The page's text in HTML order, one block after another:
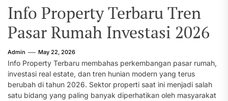
Info Property Terbaru Tren
Pasar Rumah Investasi 2026
Admin May 22, 2026
Info Property Terbaru membahas perkembangan pasar rumah,
investasi real estate, dan tren hunian modern yang terus
berubah di tahun 2026. Sektor properti saat ini menjadi salah
satu bidang yang paling banyak diperhatikan oleh masyarakat